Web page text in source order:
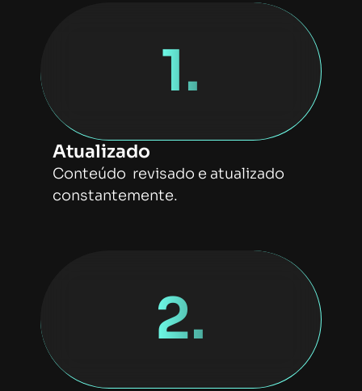
1.
Atualizado
Conteúdo revisado e atualizado
constantemente.
2.